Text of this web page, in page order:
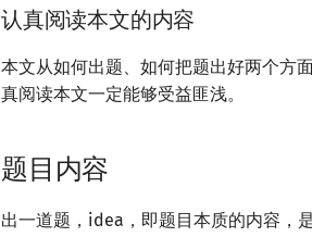
认真阅读本文的内容
本文从如何出题、如何把题出好两个方
真阅读本文一定能够受益匪浅。
题目内容
出一道题，idea，即题目本质的内容，